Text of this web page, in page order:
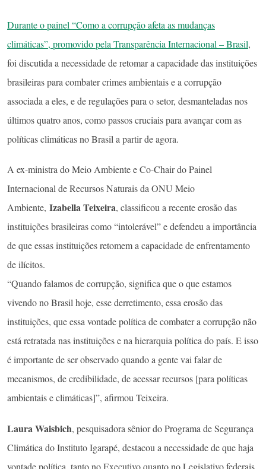
Durante o painel “Como a corrupção afeta as mudanças
climáticas”, promovido pela Transparência Internacional – Brasil,
foi discutida a necessidade de retomar a capacidade das instituições
brasileiras para combater crimes ambientais e a corrupção
associada a eles, e de regulações para o setor, desmanteladas nos
últimos quatro anos, como passos cruciais para avançar com as
políticas climáticas no Brasil a partir de agora.
A ex-ministra do Meio Ambiente e Co-Chair do Painel
Internacional de Recursos Naturais da ONU Meio
Ambiente, Izabella Teixeira, classificou a recente erosão das
instituições brasileiras como “intolerável” e defendeu a importância
de que essas instituições retomem a capacidade de enfrentamento
de ilícitos.
“Quando falamos de corrupção, significa que o que estamos
vivendo no Brasil hoje, esse derretimento, essa erosão das
instituições, que essa vontade política de combater a corrupção não
está retratada nas instituições e na hierarquia política do país. E isso
é importante de ser observado quando a gente vai falar de
mecanismos, de credibilidade, de acessar recursos [para políticas
ambientais e climáticas]”, afirmou Teixeira.
Laura Waisbich, pesquisadora sênior do Programa de Segurança
Climática do Instituto Igarapé, destacou a necessidade de que haja
vontade política, tanto no Executivo quanto no Legislativo federais,